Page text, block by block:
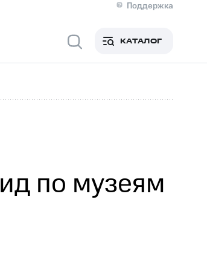
Поддержка
Медиа-центр
регионе
Рынок акций
КАТАЛОГ
по музеям